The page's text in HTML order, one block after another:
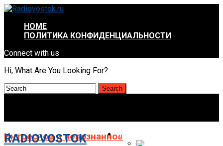
HOME
ПОЛИТИКА КОНФИДЕНЦИАЛЬНОСТИ
Connect with us
Hi, What Are You Looking For?
RADIOVOSTOK ИНТРЕСНОЕ И НЕПОЗНАННОЕ
Интресное и непознанное